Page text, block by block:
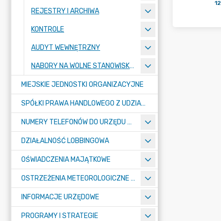
REJESTRY I ARCHIWA
KONTROLE
AUDYT WEWNĘTRZNY
NABORY NA WOLNE STANOWISKA PRACY
MIEJSKIE JEDNOSTKI ORGANIZACYJNE
SPÓŁKI PRAWA HANDLOWEGO Z UDZIAŁEM GMINY
NUMERY TELEFONÓW DO URZĘDU MIASTA, MIEJSKICH JEDNOSTEK ORGANIZACYJNYCH ORAZ SPÓŁEK PRAWA HANDLOWEGO Z UDZIAŁEM GMINY
DZIAŁALNOŚĆ LOBBINGOWA
OŚWIADCZENIA MAJĄTKOWE
OSTRZEŻENIA METEOROLOGICZNE O ZŁYM STANIE POWIETRZA I INNE
INFORMACJE URZĘDOWE
PROGRAMY I STRATEGIE
12